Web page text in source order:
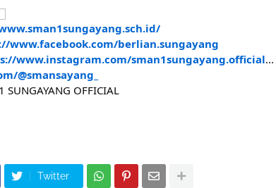
www.facebook.com/berlian.sungayang
www.instagram.com/sman1sungayang.official...
@smansayang_
OFFICIAL
Twitter